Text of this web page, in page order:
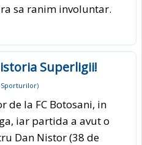
sa ranim involuntar.
Superligii!
Sporturilor)
de la FC Botosani, in
iar partida a avut o
Dan Nistor (38 de